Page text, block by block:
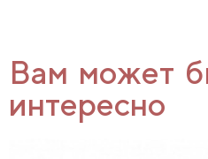
Вам может
интересно